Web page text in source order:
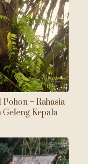
– Rahasia
Kepala